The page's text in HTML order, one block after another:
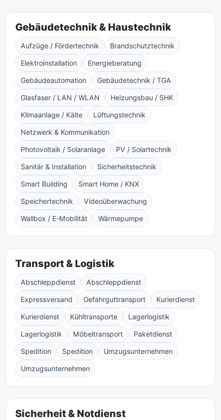
Gebäudetechnik & Haustechnik
Aufzüge / Fördertechnik Brandschutztechnik
Elektroinstallation Energieberatung
Gebäudeautomation Gebäudetechnik / TGA
Glasfaser / LAN / WLAN Heizungsbau / SHK
Klimaanlage / Kälte Lüftungstechnik
Netzwerk & Kommunikation
Photovoltaik / Solaranlage PV / Solartechnik
Sanitär & Installation Sicherheitstechnik
Smart Building Smart Home / KNX
Speichertechnik Videoüberwachung
Wallbox / E-Mobilität Wärmepumpe
Transport & Logistik
Abschleppdienst Abschleppdienst
Expressversand Gefahrguttransport Kurierdienst
Kurierdienst Kühltransporte Lagerlogistik
Lagerlogistik Möbeltransport Paketdienst
Spedition Spedition Umzugsunternehmen
Umzugsunternehmen
Sicherheit & Notdienst